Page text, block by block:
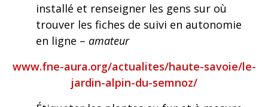
installé et renseigner les gens sur où
trouver les fiches de suivi en autonomie
en ligne – amateur
www.fne-aura.org/actualites/haute-savoie/le-
jardin-alpin-du-semnoz/